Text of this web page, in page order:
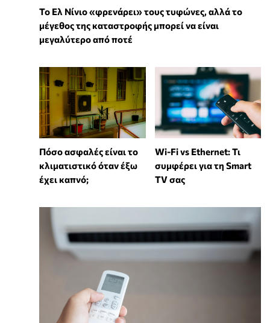
Το Ελ Νίνιο «φρενάρει» τους τυφώνες, αλλά το
μέγεθος της καταστροφής μπορεί να είναι
μεγαλύτερο από ποτέ
Πόσο ασφαλές είναι το
κλιματιστικό όταν έξω
έχει καπνό;
Wi-Fi vs Ethernet: Τι
συμφέρει για τη Smart
TV σας